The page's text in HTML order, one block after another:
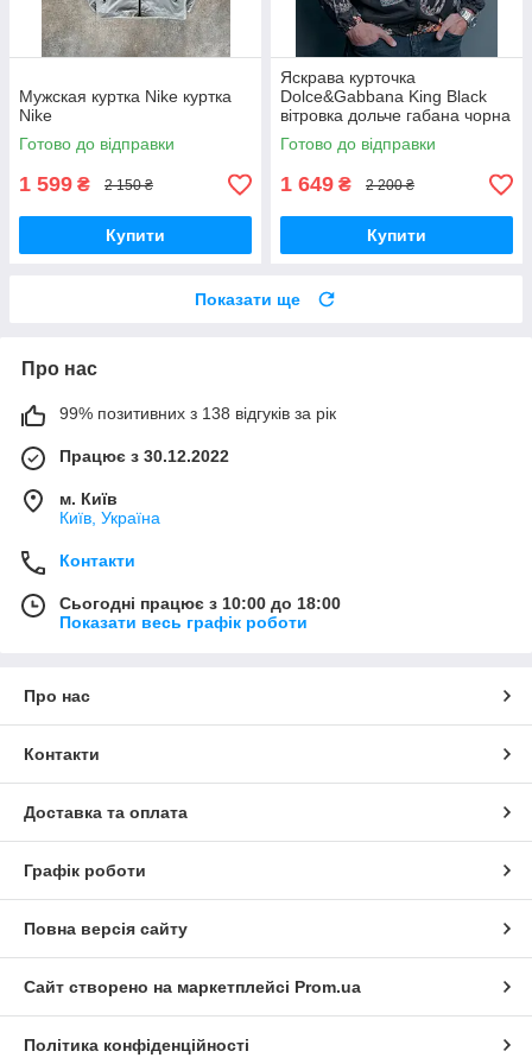
Мужская куртка Nike куртка
Nike
Готово до відправки
1 599 ₴ 2 150 ₴
Купити
Яскрава курточка
Dolce&Gabbana King Black
вітровка дольче габана чорна
чоловіча
Готово до відправки
1 649 ₴ 2 200 ₴
Купити
Показати ще
Про нас
99% позитивних з 138 відгуків за рік
Працює з 30.12.2022
м. Київ
Київ, Україна
Контакти
Сьогодні працює з 10:00 до 18:00
Показати весь графік роботи
Про нас
Контакти
Доставка та оплата
Графік роботи
Повна версія сайту
Сайт створено на маркетплейсі Prom.ua
Політика конфіденційності